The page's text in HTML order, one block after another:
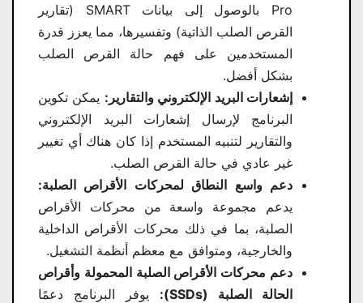
Pro بالوصول إلى بيانات SMART (تقارير
القرص الصلب الذاتية) وتفسيرها، مما يعزز قدرة
المستخدمين على فهم حالة القرص الصلب
بشكل أفضل.
إشعارات البريد الإلكتروني والتقارير: يمكن تكوين
البرنامج لإرسال إشعارات البريد الإلكتروني
والتقارير لتنبيه المستخدم إذا كان هناك أي تغيير
غير عادي في حالة القرص الصلب.
دعم واسع النطاق لمحركات الأقراص الصلبة:
يدعم مجموعة واسعة من محركات الأقراص
الصلبة، بما في ذلك محركات الأقراص الداخلية
والخارجية، ومتوافق مع معظم أنظمة التشغيل.
دعم محركات الأقراص الصلبة المحمولة وأقراص
الحالة الصلبة (SSDs):
يوفر البرنامج دعمًا